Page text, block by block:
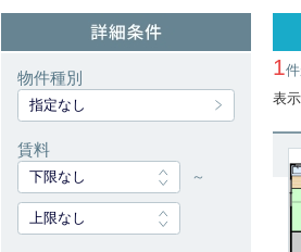
1
表示
物件種別
指定なし
賃料
下限なし ～
上限なし